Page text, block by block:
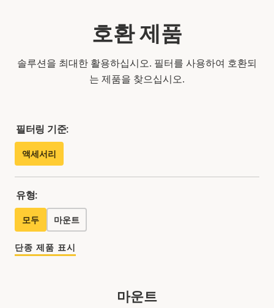
호환 제품
솔루션을 최대한 활용하십시오. 필터를 사용하여 호환되
는 제품을 찾으십시오.
필터링 기준:
액세서리
유형:
모두 마운트
단종 제품 표시
마운트